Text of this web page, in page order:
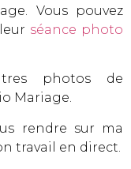
Vous pouvez
séance photo
photos de
Mariage.
rendre sur
ma
travail en direct